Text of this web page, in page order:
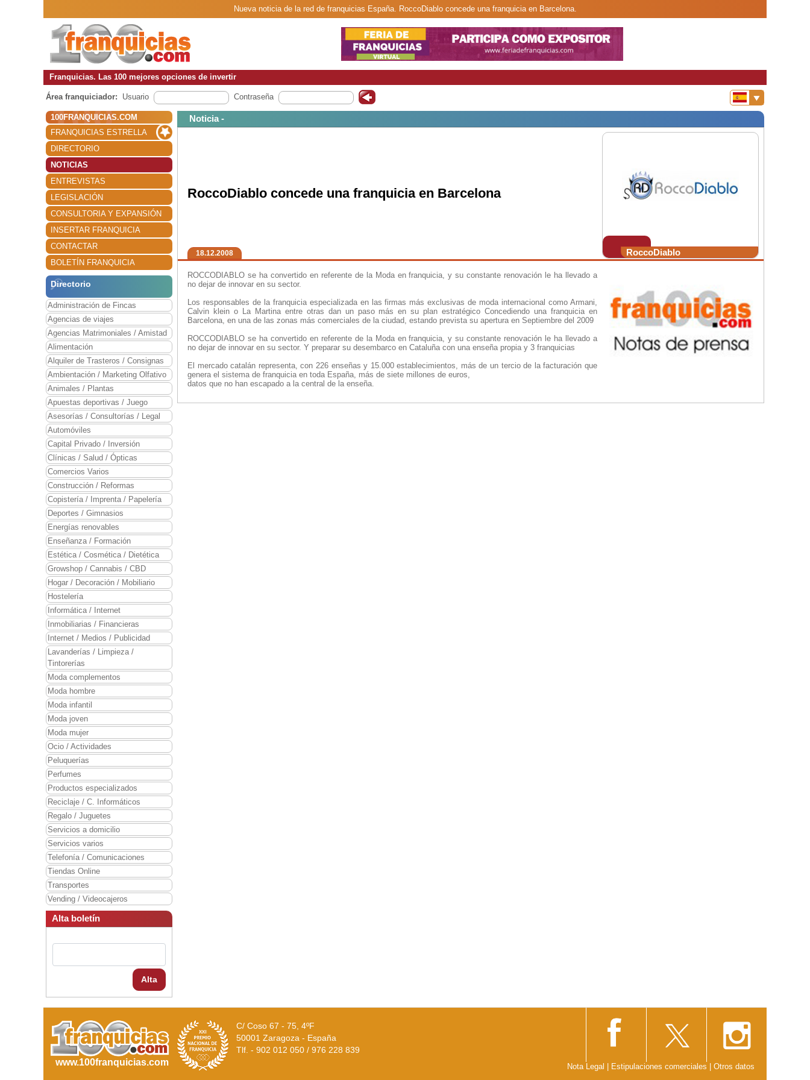
Nueva noticia de la red de franquicias España. RoccoDiablo concede una franquicia en Barcelona.
Franquicias. Las 100 mejores opciones de invertir
Área franquiciador: Usuario Contraseña
100FRANQUICIAS.COM
FRANQUICIAS ESTRELLA
DIRECTORIO
NOTICIAS
ENTREVISTAS
LEGISLACIÓN
CONSULTORIA Y EXPANSIÓN
INSERTAR FRANQUICIA
CONTACTAR
BOLETÍN FRANQUICIA
Directorio
Administración de Fincas
Agencias de viajes
Agencias Matrimoniales / Amistad
Alimentación
Alquiler de Trasteros / Consignas
Ambientación / Marketing Olfativo
Animales / Plantas
Apuestas deportivas / Juego
Asesorías / Consultorías / Legal
Automóviles
Capital Privado / Inversión
Clínicas / Salud / Ópticas
Comercios Varios
Construcción / Reformas
Copistería / Imprenta / Papelería
Deportes / Gimnasios
Energías renovables
Enseñanza / Formación
Estética / Cosmética / Dietética
Growshop / Cannabis / CBD
Hogar / Decoración / Mobiliario
Hostelería
Informática / Internet
Inmobiliarias / Financieras
Internet / Medios / Publicidad
Lavanderías / Limpieza /
Tintorerías
Moda complementos
Moda hombre
Moda infantil
Moda joven
Moda mujer
Ocio / Actividades
Peluquerías
Perfumes
Productos especializados
Reciclaje / C. Informáticos
Regalo / Juguetes
Servicios a domicilio
Servicios varios
Telefonía / Comunicaciones
Tiendas Online
Transportes
Vending / Videocajeros
Alta boletín
Alta
Noticia -
RoccoDiablo
RoccoDiablo concede una franquicia en Barcelona
18.12.2008
ROCCODIABLO se ha convertido en referente de la Moda en franquicia, y su constante renovación le ha llevado a
no dejar de innovar en su sector.
Los responsables de la franquicia especializada en las firmas más exclusivas de moda internacional como Armani,
Calvin klein o La Martina entre otras dan un paso más en su plan estratégico Concediendo una franquicia en
Barcelona, en una de las zonas más comerciales de la ciudad, estando prevista su apertura en Septiembre del 2009
ROCCODIABLO se ha convertido en referente de la Moda en franquicia, y su constante renovación le ha llevado a
no dejar de innovar en su sector. Y preparar su desembarco en Cataluña con una enseña propia y 3 franquicias
El mercado catalán representa, con 226 enseñas y 15.000 establecimientos, más de un tercio de la facturación que
genera el sistema de franquicia en toda España, más de siete millones de euros,
datos que no han escapado a la central de la enseña.
www.100franquicias.com
C/ Coso 67 - 75, 4ºF
50001 Zaragoza - España
Tlf. - 902 012 050 / 976 228 839
Nota Legal Estipulaciones comerciales Otros datos